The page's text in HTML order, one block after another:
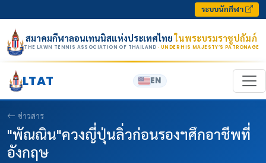
ระบบนักกีฬา
สมาคมกีฬาลอนเทนนิสแห่งประเทศไทยในพระบรมราชูปถัมภ์
THE LAWN TENNIS ASSOCIATION OF THAILAND · UNDER HIS MAJESTY’S PATRONAGE
LTAT EN
ข่าวสาร
"พัณณิน"ควงญี่ปุ่นลิ่วก่อนรองฯศึกอาชีพที่
อังกฤษ